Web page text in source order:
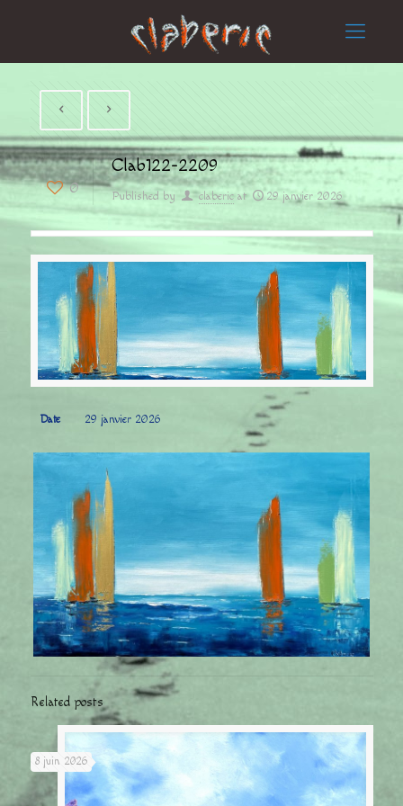
0
Clab122-2209
Published by claberic at 29 janvier 2026
Date 29 janvier 2026
Related posts
8 juin 2026